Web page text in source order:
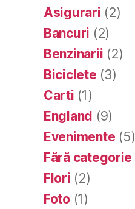
Asigurari (2)
Bancuri (2)
Benzinarii (2)
Biciclete (3)
Carti (1)
England (9)
Evenimente (5)
Fără categorie
Flori (2)
Foto(1)